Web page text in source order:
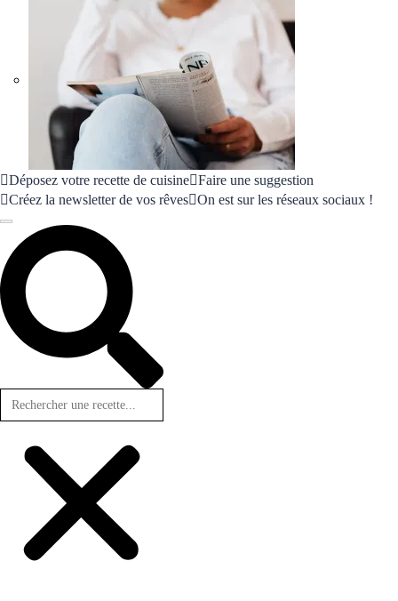
Déposez votre recette de cuisine Faire une suggestion
Créez la newsletter de vos rêves On est sur les réseaux sociaux !